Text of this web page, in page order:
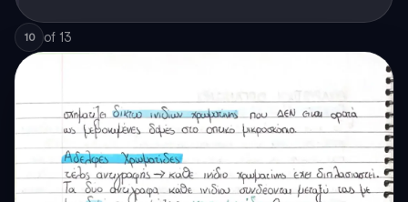
10 of 13